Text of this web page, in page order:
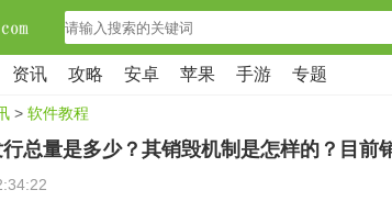
资讯 攻略 安卓 苹果 手游 专题
> 软件教程
总量是多少？其销毁机制是怎样的？目前